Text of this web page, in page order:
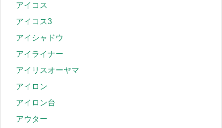
アイコス
アイコス3
アイシャドウ
アイライナー
アイリスオーヤマ
アイロン
アイロン台
アウター